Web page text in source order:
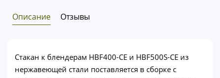
Описание Отзывы
Стакан к блендерам HBF400-CE и HBF500S-CE из
нержавеющей стали поставляется в сборке с